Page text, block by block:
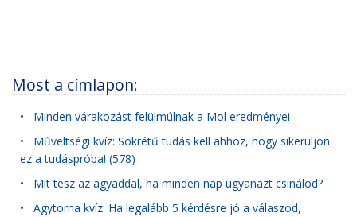
Most a címlapon:
• Minden várakozást felülmúlnak a Mol eredményei
• Műveltségi kvíz: Sokrétű tudás kell ahhoz, hogy sikerüljön
ez a tudáspróba! (578)
• Mit tesz az agyaddal, ha minden nap ugyanazt csinálod?
• Agytorna kvíz: Ha legalább 5 kérdésre jó a válaszod,